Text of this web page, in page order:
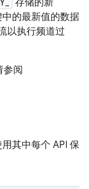
存储的新
的最新值的数据
以执行频道过
参阅
其中每个 API 保